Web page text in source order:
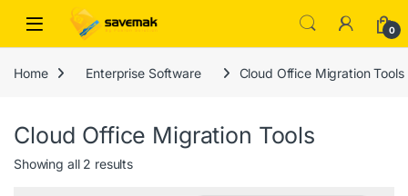
Skip to navigation
Skip to content
Open 0
Home Enterprise Software Cloud Office Migration Tools
Cloud Office Migration Tools
Showing all 2 results